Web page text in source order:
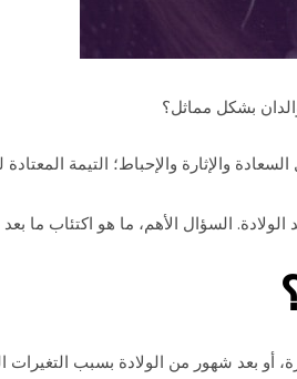
بشكل مماثل؟
والإثارة والإحباط؛ التيمة المعتادة
السؤال الأهم، ما هو اكتئاب ما بعد
أو بعد شهور من الولادة بسبب التغيرات